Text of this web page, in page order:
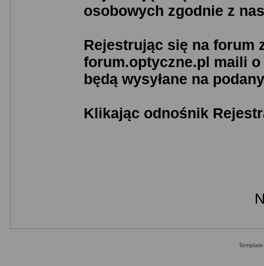
osobowych zgodnie z
Rejestrując się na forum
forum.optyczne.pl maili
będą wysyłane na
Klikając odnośnik